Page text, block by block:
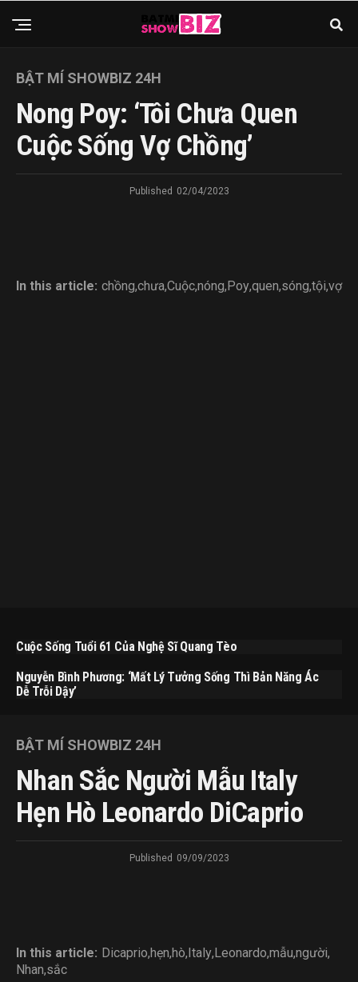
BẬT MÍ SHOWBIZ 24H
Nong Poy: ‘Tôi Chưa Quen
Cuộc Sống Vợ Chồng’
Published 02/04/2023
In this article: chồng,chưa,Cuộc,nóng,Poy,quen,sóng,tội,vợ
Cuộc Sống Tuổi 61 Của Nghệ Sĩ Quang Tèo
Nguyễn Bình Phương: ‘Mất Lý Tưởng Sống Thì Bản Năng Ác
Dễ Trỗi Dậy’
BẬT MÍ SHOWBIZ 24H
Nhan Sắc Người Mẫu Italy
Hẹn Hò Leonardo DiCaprio
Published 09/09/2023
In this article: Dicaprio,hẹn,hò,Italy,Leonardo,mẫu,người,
Nhan,sắc